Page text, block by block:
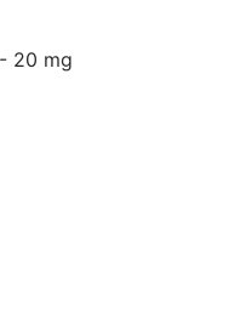
20 mg